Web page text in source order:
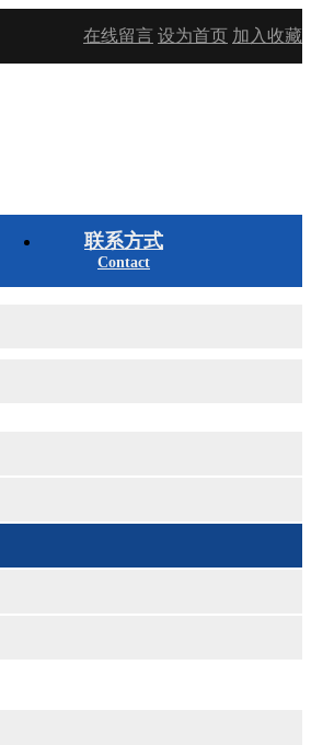
在线留言 设为首页 加入收藏
联系方式
Contact